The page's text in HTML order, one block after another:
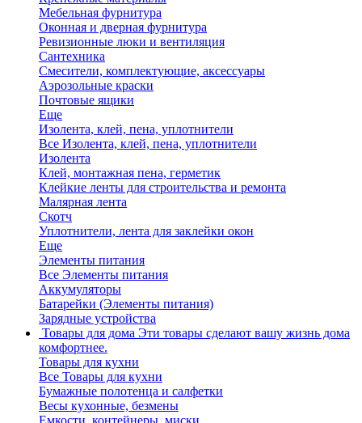
Мебельная фурнитура
Оконная и дверная фурнитура
Ревизионные люки и вентиляция
Сантехника
Смесители, комплектующие, аксессуары
Аэрозольные краски
Почтовые ящики
Еще
Изолента, клей, пена, уплотнители
Все Изолента, клей, пена, уплотнители
Изолента
Клей, монтажная пена, герметик
Клейкие ленты для строительства и ремонта
Малярная лента
Скотч
Уплотнители, лента для заклейки окон
Еще
Элементы питания
Все Элементы питания
Аккумуляторы
Батарейки (Элементы питания)
Зарядные устройства
Товары для дома Эти товары сделают вашу жизнь дома
комфортнее.
Товары для кухни
Все Товары для кухни
Бумажные полотенца и салфетки
Весы кухонные, безмены
Емкости, контейнеры, миски